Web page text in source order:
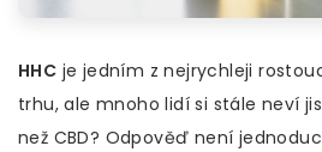
HHC je jedním z nejrychleji
trhu, ale mnoho lidí si stále neví
než CBD? Odpověď není